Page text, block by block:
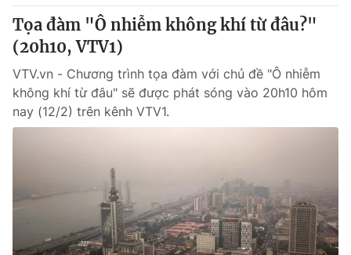
Tọa đàm "Ô nhiễm không khí từ đâu?"
(20h10, VTV1)
VTV.vn - Chương trình tọa đàm với chủ đề "Ô nhiễm
không khí từ đâu" sẽ được phát sóng vào 20h10 hôm
nay (12/2) trên kênh VTV1.